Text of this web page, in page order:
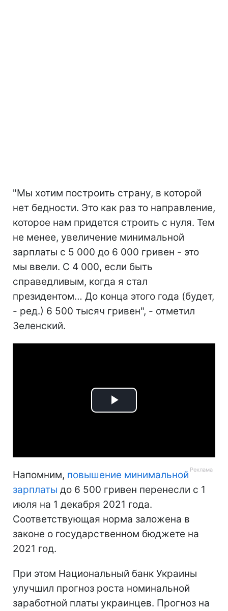
"Мы хотим построить страну, в которой
нет бедности. Это как раз то направление,
которое нам придется строить с нуля. Тем
не менее, увеличение минимальной
зарплаты с 5 000 до 6 000 гривен - это
мы ввели. С 4 000, если быть
справедливым, когда я стал
президентом… До конца этого года (будет,
- ред.) 6 500 тысяч гривен", - отметил
Зеленский.
Play
Напомним, повышение минимальной
зарплаты до 6 500 гривен перенесли с 1
июля на 1 декабря 2021 года.
Соответствующая норма заложена в
законе о государственном бюджете на
2021 год.
При этом Национальный банк Украины
улучшил прогноз роста номинальной
заработной платы украинцев. Прогноз на